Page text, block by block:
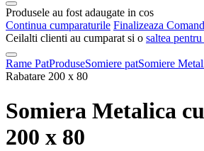
Produsele au fost adaugate in cos
Continua cumparaturile Finalizeaza
Ceilalti clienti au cumparat si o saltea
Rame PatProduseSomiere patSomiere
Rabatare 200 x 80
Somiera Metalica
200 x 80